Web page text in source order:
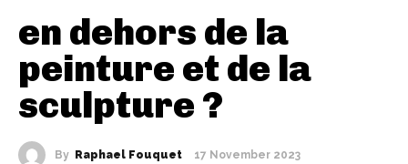
en dehors de la
peinture et de la
sculpture ?
By Raphael Fouquet 17 November 2023